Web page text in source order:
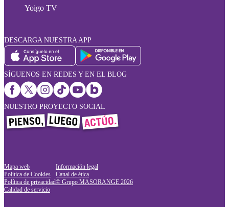
Yoigo TV
DESCARGA NUESTRA APP
SÍGUENOS EN REDES Y EN EL BLOG
NUESTRO PROYECTO SOCIAL
Mapa web
Política de Cookies
Política de privacidad
Calidad de servicio
Información legal
Canal de ética
© Grupo MASORANGE 2026